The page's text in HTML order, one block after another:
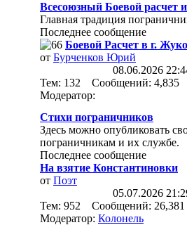
Всесоюзный Боевой расчет
Главная традиция
Последнее сообщение
Боевой Расчет в г.
от Бурченков Юрий
08.06.2026
Тем: 132 Сообщений: 4,835
Модератор:
Стихи пограничников
Здесь можно опубликовать
пограничникам и их службе.
Последнее сообщение
На взятие Константиновки
от Поэт
05.07.2026
Тем: 952 Сообщений: 26,381
Модератор: Колонель